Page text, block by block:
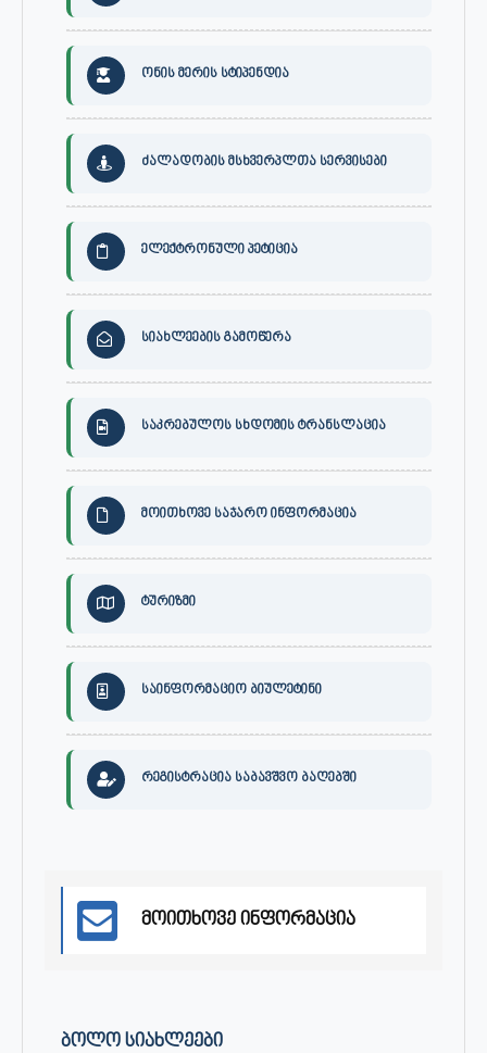
ონის მერის სტიპენდია
ძალადობის მსხვერპლთა სერვისები
ელექტრონული პეტიცია
სიახლეების გამოწერა
საკრებულოს სხდომის ტრანსლაცია
მოითხოვე საჯარო ინფორმაცია
ტურიზმი
საინფორმაციო ბიულეტინი
რეგისტრაცია საბავშვო ბაღებში
მოითხოვე ინფორმაცია
ᲑᲝᲚᲝ ᲡᲘᲐᲮᲚᲔᲔᲑᲘ